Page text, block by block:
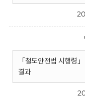
「철도안전법 시행령
결과